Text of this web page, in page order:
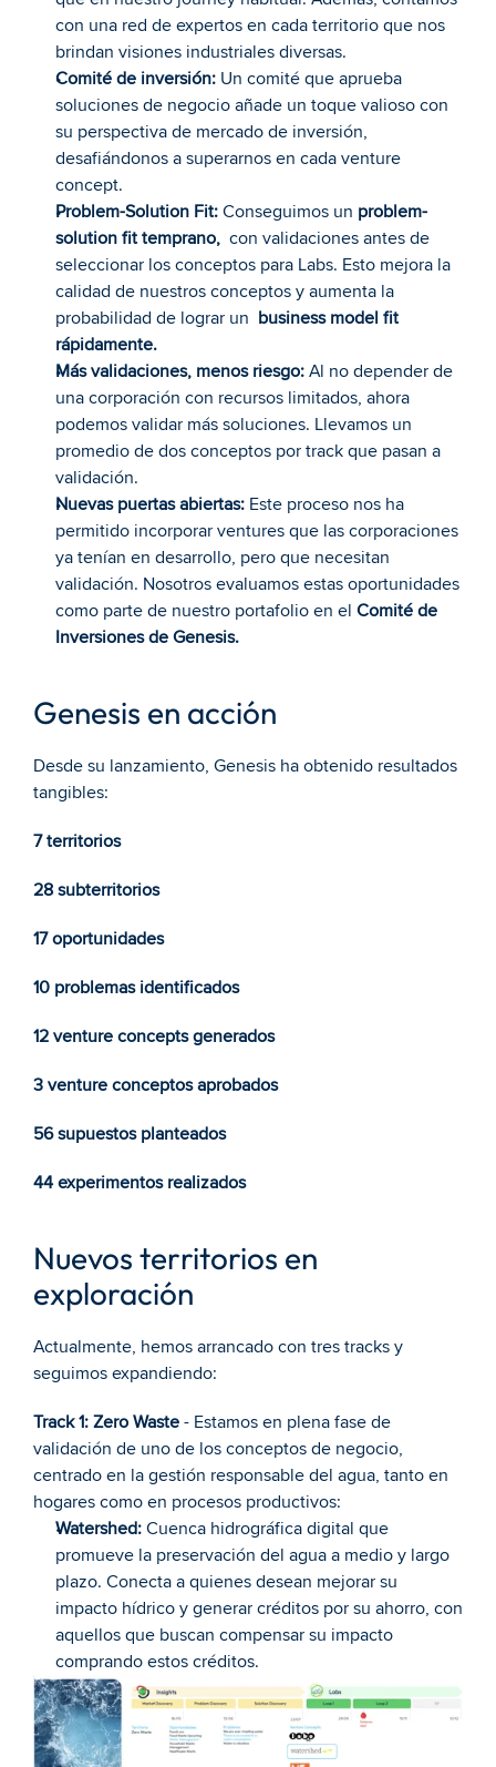
con una red de expertos en cada territorio que nos
brindan visiones industriales diversas.
Comité de inversión: Un comité que aprueba
soluciones de negocio añade un toque valioso con
su perspectiva de mercado de inversión,
desafiándonos a superarnos en cada venture
concept.
Problem-Solution Fit: Conseguimos un problem-
solution fit temprano, con validaciones antes de
seleccionar los conceptos para Labs. Esto mejora la
calidad de nuestros conceptos y aumenta la
probabilidad de lograr un business model fit
rápidamente.
Más validaciones, menos riesgo: Al no depender de
una corporación con recursos limitados, ahora
podemos validar más soluciones. Llevamos un
promedio de dos conceptos por track que pasan a
validación.
Nuevas puertas abiertas: Este proceso nos ha
permitido incorporar ventures que las corporaciones
ya tenían en desarrollo, pero que necesitan
validación. Nosotros evaluamos estas oportunidades
como parte de nuestro portafolio en el Comité de
Inversiones de Genesis.
Genesis en acción
Desde su lanzamiento, Genesis ha obtenido resultados
tangibles:
7 territorios
28 subterritorios
17 oportunidades
10 problemas identificados
12 venture concepts generados
3 venture conceptos aprobados
56 supuestos planteados
44 experimentos realizados
Nuevos territorios en
exploración
Actualmente, hemos arrancado con tres tracks y
seguimos expandiendo:
Track 1: Zero Waste - Estamos en plena fase de
validación de uno de los conceptos de negocio,
centrado en la gestión responsable del agua, tanto en
hogares como en procesos productivos:
Watershed: Cuenca hidrográfica digital que
promueve la preservación del agua a medio y largo
plazo. Conecta a quienes desean mejorar su
impacto hídrico y generar créditos por su ahorro, con
aquellos que buscan compensar su impacto
comprando estos créditos.